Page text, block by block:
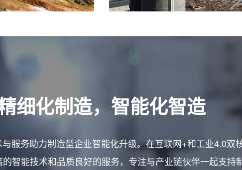
细化制造，智能化智造
服务助力制造型企业智能化升级。在互联网+和工业4.0双
智能技术和品质良好的服务，专注与产业链伙伴一起支持